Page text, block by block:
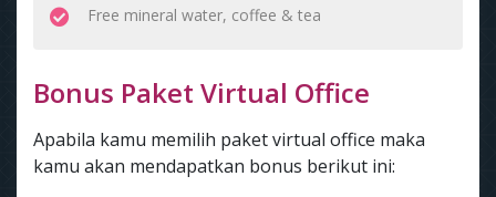
Free mineral water, coffee & tea
Bonus Paket Virtual Office
Apabila kamu memilih paket virtual office maka
kamu akan mendapatkan bonus berikut ini: